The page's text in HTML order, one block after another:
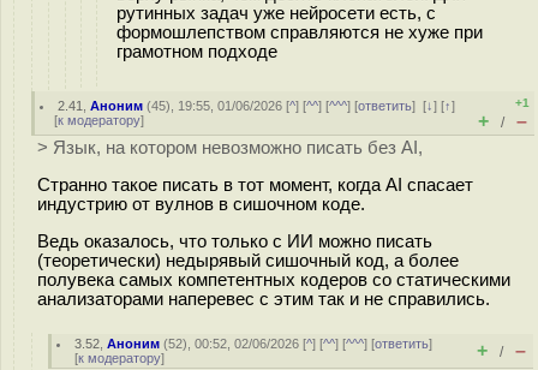
рутинных задач уже нейросети есть, с
формошлепством справляются не хуже при
грамотном подходе
2.41 ,Аноним (45), 19:55, 01/06/2026 [^] [^^] [^^^] [ответить][↓] [↑]
[к модератору]
+1
+ / –
> Язык, на котором невозможно писать без AI,
Странно такое писать в тот момент, когда AI спасает
индустрию от вулнов в сишочном коде.
Ведь оказалось, что только с ИИ можно писать
(теоретически) недырявый сишочный код, а более
полувека самых компетентных кодеров со статическими
анализаторами наперевес с этим так и не справились.
3.52 ,Аноним (52), 00:52, 02/06/2026 [^] [^^] [^^^] [ответить]
[к модератору] + / –